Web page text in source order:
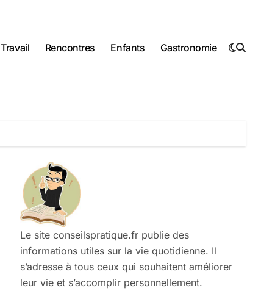
Travail Rencontres Enfants Gastronomie
Le site conseilspratique.fr publie des
informations utiles sur la vie quotidienne. Il
s’adresse à tous ceux qui souhaitent améliorer
leur vie et s’accomplir personnellement.